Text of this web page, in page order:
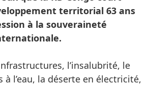
territorial 63 ans
à la souveraineté
l’insalubrité, le
à l’eau, la déserte en électricité,